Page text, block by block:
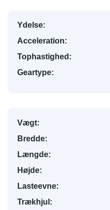
Ydelse:
Acceleration:
Tophastighed:
Geartype:
Vægt:
Bredde:
Længde:
Højde:
Lasteevne:
Trækhjul: